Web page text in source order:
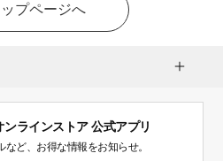
ップページへ
ンラインストア 公式アプリ
など、お得な情報をお知らせ。